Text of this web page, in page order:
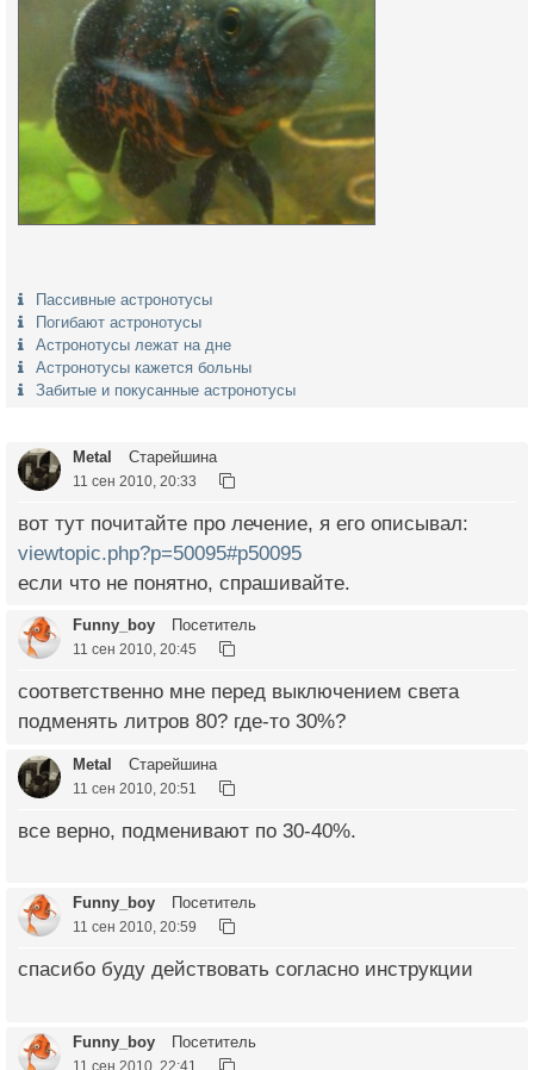
Пассивные астронотусы
Погибают астронотусы
Астронотусы лежат на дне
Астронотусы кажется больны
Забитые и покусанные астронотусы
Metal Старейшина
11 сен 2010, 20:33
вот тут почитайте про лечение, я его описывал:
viewtopic.php?p=50095#p50095
если что не понятно, спрашивайте.
Funny_boy Посетитель
11 сен 2010, 20:45
соответственно мне перед выключением света
подменять литров 80? где-то 30%?
Metal Старейшина
11 сен 2010, 20:51
все верно, подменивают по 30-40%.
Funny_boy Посетитель
11 сен 2010, 20:59
спасибо буду действовать согласно инструкции
Funny_boy Посетитель
11 сен 2010, 22:41